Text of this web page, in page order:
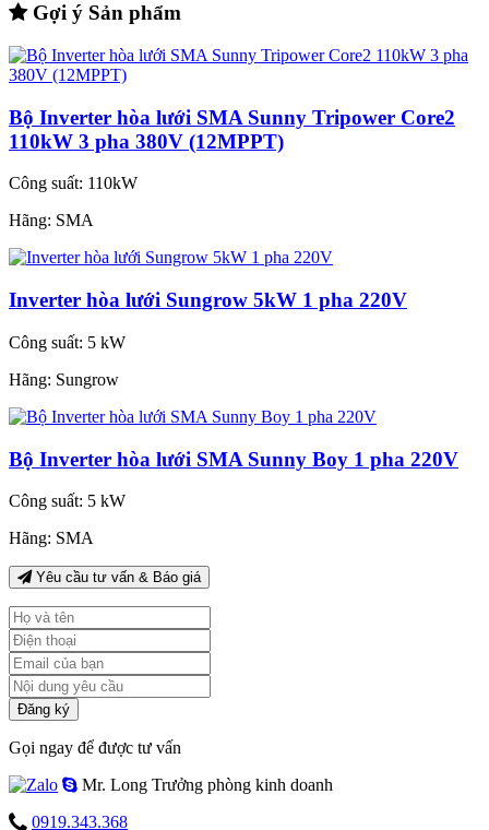
Gợi ý Sản phẩm
Bộ Inverter hòa lưới SMA Sunny Tripower Core2
110kW 3 pha 380V (12MPPT)
Công suất: 110kW
Hãng: SMA
Inverter hòa lưới Sungrow 5kW 1 pha 220V
Công suất: 5 kW
Hãng: Sungrow
Bộ Inverter hòa lưới SMA Sunny Boy 1 pha 220V
Công suất: 5 kW
Hãng: SMA
Yêu cầu tư vấn & Báo giá
Đăng ký
Gọi ngay để được tư vấn
Mr. Long Trưởng phòng kinh doanh
0919.343.368